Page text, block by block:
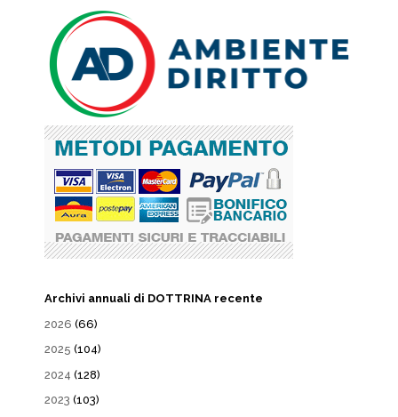
Archivi annuali di DOTTRINA recente
2026 (66)
2025 (104)
2024 (128)
2023 (103)